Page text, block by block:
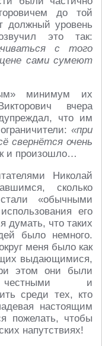
до той
должный уровень
это так:
с того
сами сумеют
минимум их
вчера
что им
«при
свернётся очень
и произошло…
Николай
сколько
«обычными
его
думать, что таких
было немного.
меня было как
выдающимися,
этом они были
и
среди тех, кто
настоящим
пожелать, чтобы
напутствиях!